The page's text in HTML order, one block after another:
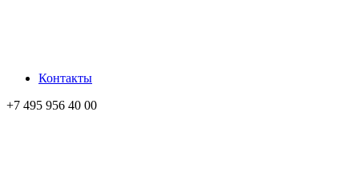
Контакты
+7 495 956 40 00